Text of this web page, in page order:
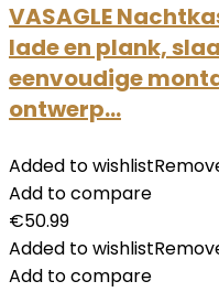
VASAGLE
lade en plank,
eenvoudige
ontwerp…
Added to wishlist
Add to compare
€50.99
Added to wishlist
Add to compare